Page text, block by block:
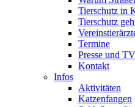
Tierschutz in
Tierschutz
Termine
Presse und TV
Kontakt
Infos
Aktivitäten
Katzenfangen